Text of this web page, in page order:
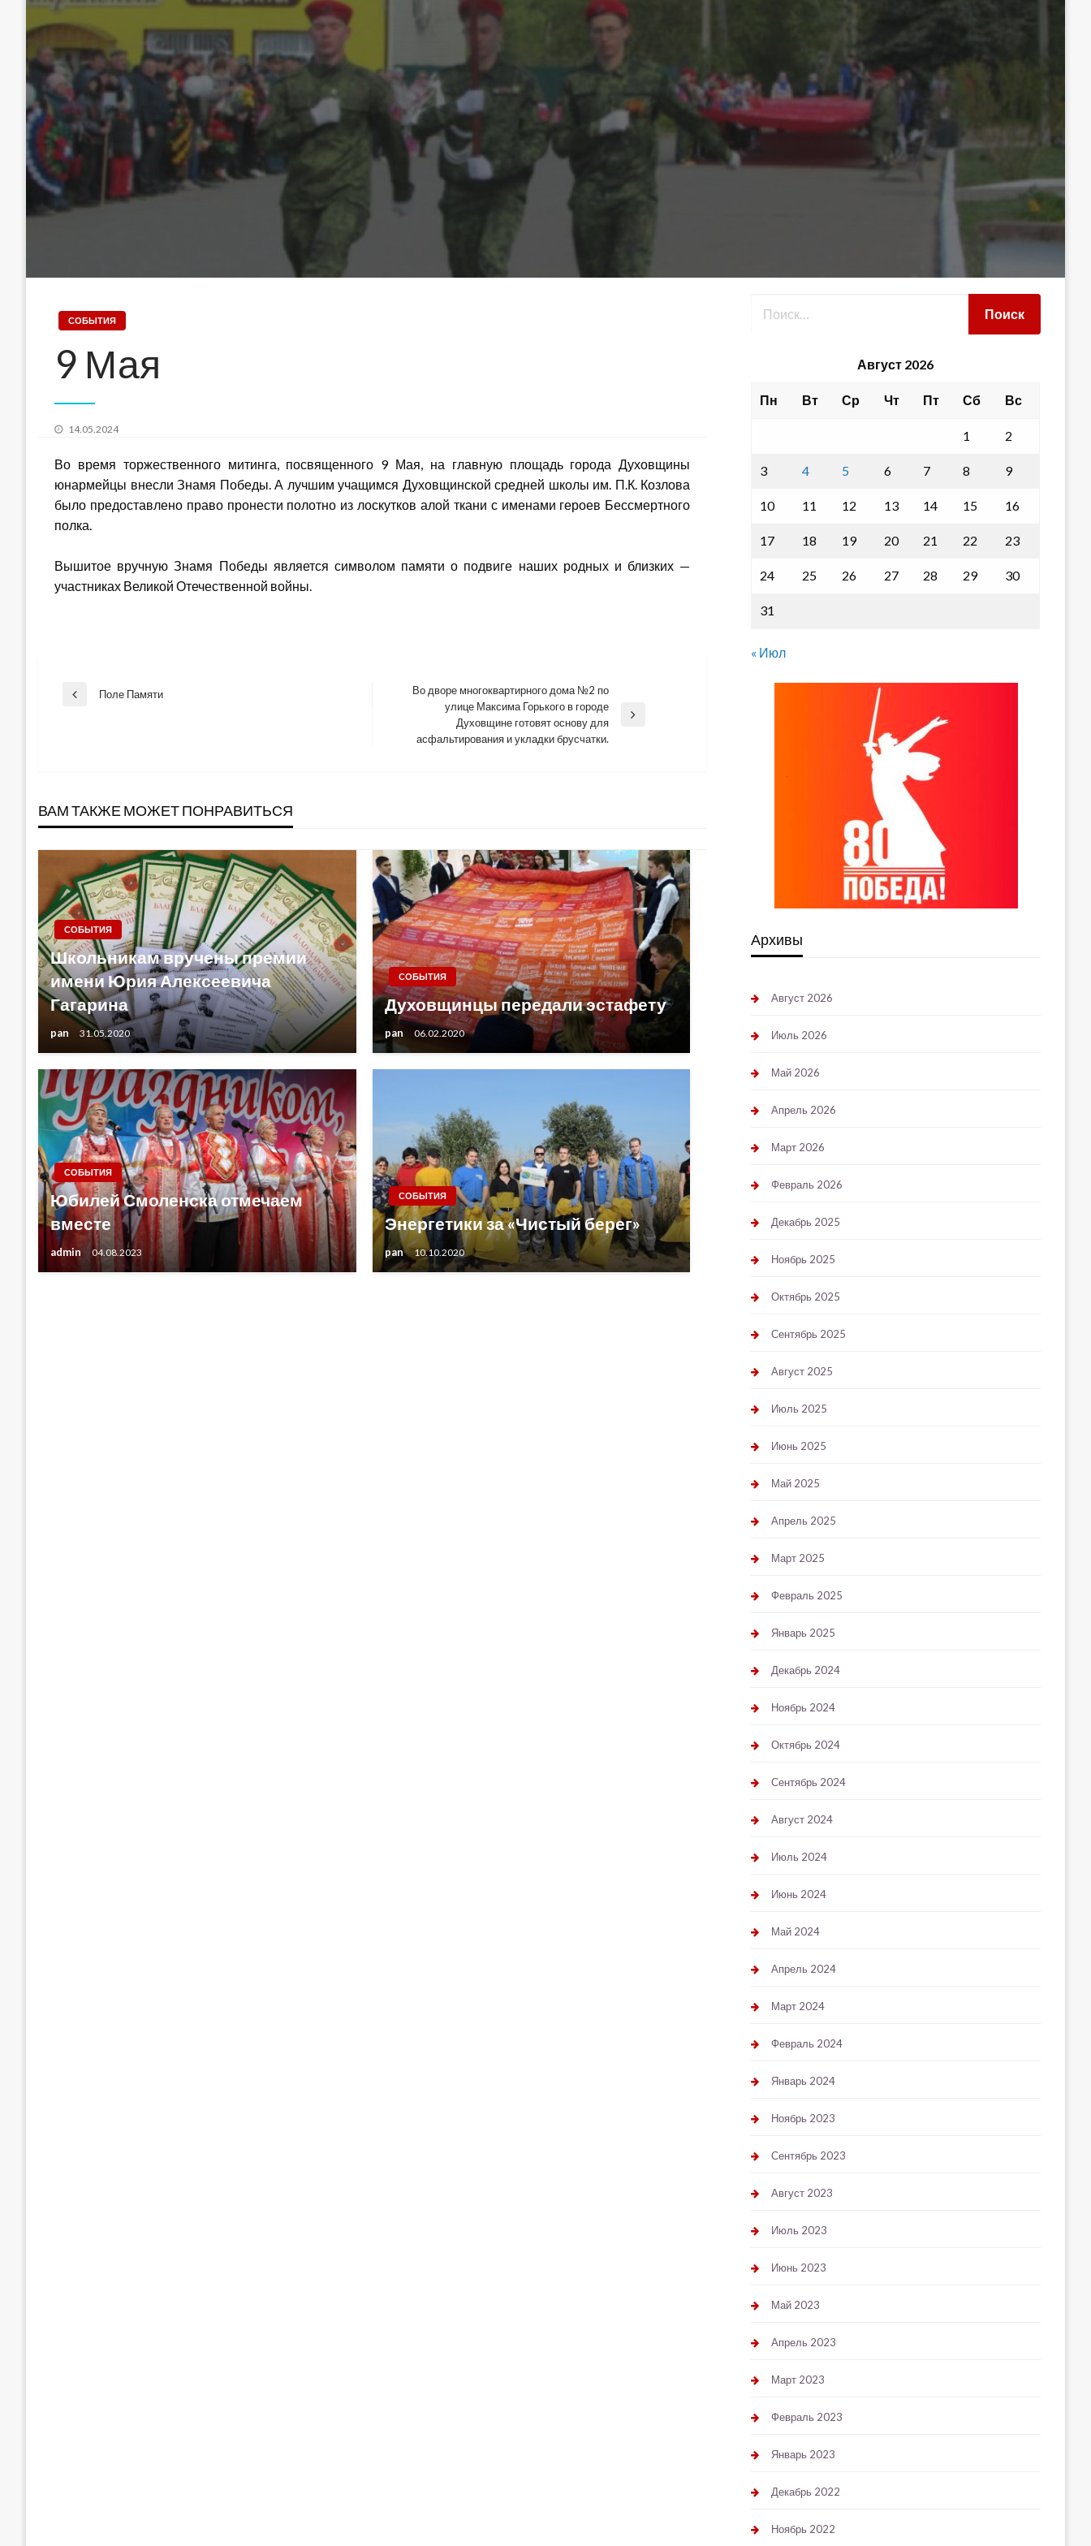
СОБЫТИЯ
9 Мая
Posted
14.05.2024
Во время торжественного митинга, посвященного 9 Мая, на главную площадь города Духовщины
юнармейцы внесли Знамя Победы. А лучшим учащимся Духовщинской средней школы им. П.К. Козлова
было предоставлено право пронести полотно из лоскутков алой ткани с именами героев Бессмертного
полка.
Вышитое вручную Знамя Победы является символом памяти о подвиге наших родных и близких —
участниках Великой Отечественной войны.
Навигация
Previous
Поле Памяти
Во дворе многоквартирного дома №2 по
улице Максима Горького в городе
Духовщине готовят основу для
асфальтирования и укладки брусчатки.
ВАМ ТАКЖЕ МОЖЕТ ПОНРАВИТЬСЯ
СОБЫТИЯ
Школьникам вручены премии
имени Юрия Алексеевича
Гагарина
pan 31.05.2020
СОБЫТИЯ
Духовщинцы передали эстафету
pan 06.02.2020
СОБЫТИЯ
Юбилей Смоленска отмечаем
вместе
admin 04.08.2023
СОБЫТИЯ
Энергетики за «Чистый берег»
pan 10.10.2020
Август 2026
Пн Вт Ср Чт Пт Сб Вс
1 2
3 4 5 6 7 8 9
10 11 12 13 14 15 16
17 18 19 20 21 22 23
24 25 26 27 28 29 30
31
« Июл
Архивы
Август 2026
Июль 2026
Май 2026
Апрель 2026
Март 2026
Февраль 2026
Декабрь 2025
Ноябрь 2025
Октябрь 2025
Сентябрь 2025
Август 2025
Июль 2025
Июнь 2025
Май 2025
Апрель 2025
Март 2025
Февраль 2025
Январь 2025
Декабрь 2024
Ноябрь 2024
Октябрь 2024
Сентябрь 2024
Август 2024
Июль 2024
Июнь 2024
Май 2024
Апрель 2024
Март 2024
Февраль 2024
Январь 2024
Ноябрь 2023
Сентябрь 2023
Август 2023
Июль 2023
Июнь 2023
Май 2023
Апрель 2023
Март 2023
Февраль 2023
Январь 2023
Декабрь 2022
Ноябрь 2022